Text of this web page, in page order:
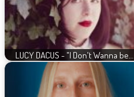
LUCY DACUS - "I Don't Wanna be…